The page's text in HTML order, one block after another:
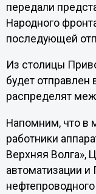
передали
Народного
последующей
Из столицы
будет отправлен
распределят
Напомним, что в
работники
Верхняя Волга»,
автоматизации и